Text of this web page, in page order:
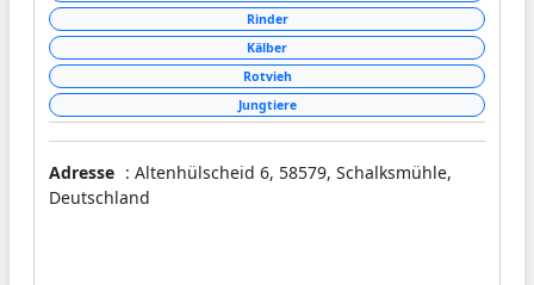
Rinder
Kälber
Rotvieh
Jungtiere
Adresse : Altenhülscheid 6, 58579, Schalksmühle,
Deutschland